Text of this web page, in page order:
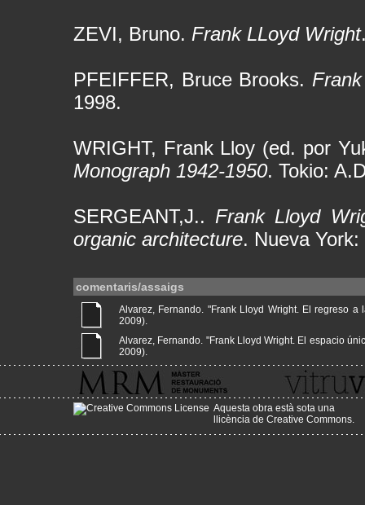
ZEVI, Bruno. Frank LLoyd Wright
PFEIFFER, Bruce Brooks.
1998.
WRIGHT, Frank Lloy (ed. por
Monograph 1942-1950. Tokio:
SERGEANT,J.. Frank Lloyd
organic architecture. Nueva
comentaris/assaigs
Alvarez, Fernando. "Frank Lloyd Wright. El regreso
2009).
Alvarez, Fernando. "Frank Lloyd Wright. El espacio
2009).
Aquesta obra està sota una
llicència de Creative Commons.